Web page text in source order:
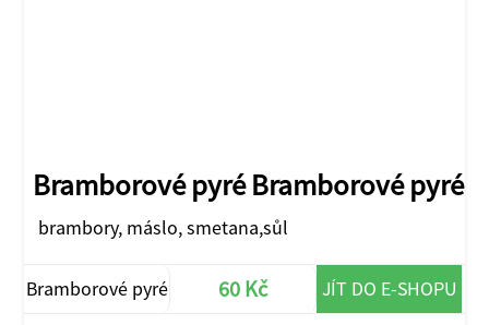
Bramborové pyré Bramborové pyré
brambory, máslo, smetana,sůl
Bramborové pyré 60 Kč JÍT DO E-SHOPU